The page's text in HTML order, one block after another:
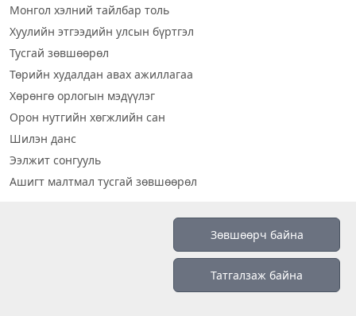
Монгол хэлний тайлбар толь
Хуулийн этгээдийн улсын бүртгэл
Тусгай зөвшөөрөл
Төрийн худалдан авах ажиллагаа
Хөрөнгө орлогын мэдүүлэг
Орон нутгийн хөгжлийн сан
Шилэн данс
Ээлжит сонгууль
Ашигт малтмал тусгай зөвшөөрөл
Зөвшөөрч байна
Татгалзаж байна